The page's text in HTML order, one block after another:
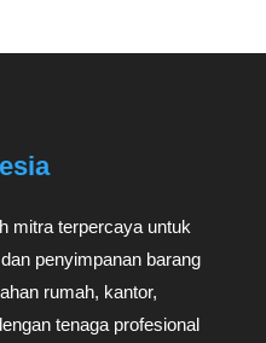
mitra terpercaya untuk
penyimpanan barang
rumah, kantor,
tenaga profesional